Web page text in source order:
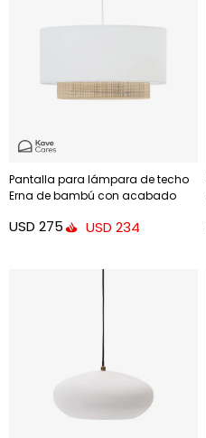
Pantalla para lámpara de techo
Erna de bambú con acabado
USD 275 USD 234